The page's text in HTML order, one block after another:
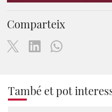
Comparteix
També et pot